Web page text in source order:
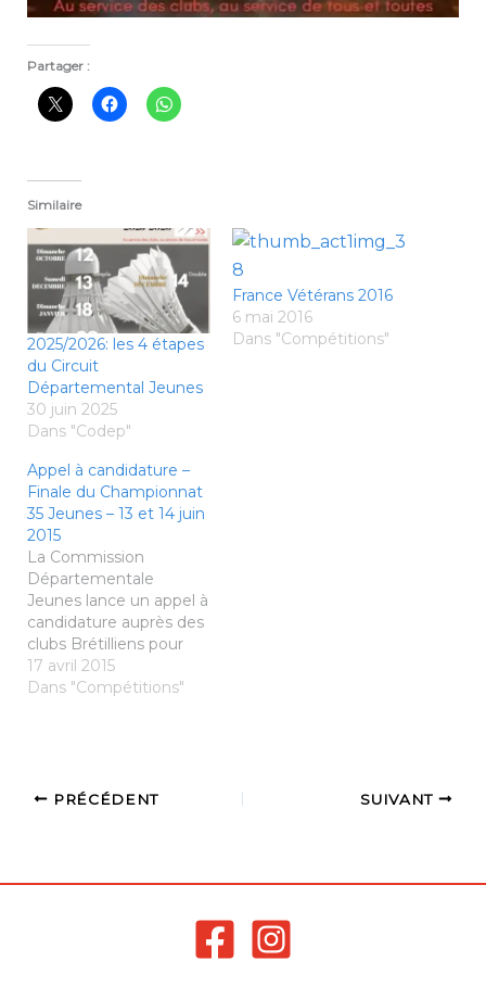
Partager :
Similaire
2025/2026: les 4 étapes
du Circuit
Départemental Jeunes
30 juin 2025
Dans "Codep"
France Vétérans 2016
6 mai 2016
Dans "Compétitions"
Appel à candidature –
Finale du Championnat
35 Jeunes – 13 et 14 juin
2015
La Commission
Départementale
Jeunes lance un appel à
candidature auprès des
clubs Brétilliens pour
accueillir la Finale du
Championnat d’Ille-et-
dossier de candidature -
17 avril 2015
Dans "Compétitions"
PRÉCÉDENT SUIVANT